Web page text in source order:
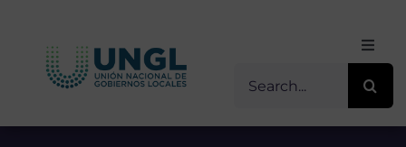
content
Inicio